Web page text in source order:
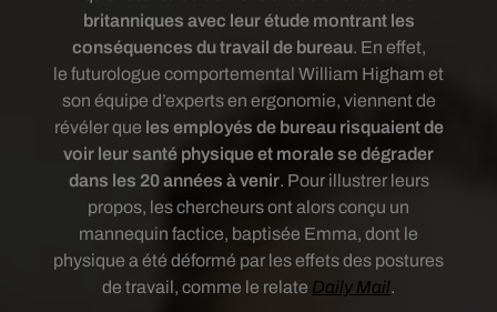
britanniques avec leur étude montrant les
conséquences du travail de bureau. En effet,
le futurologue comportemental William Higham et
son équipe d’experts en ergonomie, viennent de
révéler que les employés de bureau risquaient de
voir leur santé physique et morale se dégrader
dans les 20 années à venir. Pour illustrer leurs
propos, les chercheurs ont alors conçu un
mannequin factice, baptisée Emma, dont le
physique a été déformé par les effets des postures
de travail, comme le relate Daily Mail.